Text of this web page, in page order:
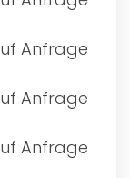
Anfrage
Anfrage
Anfrage